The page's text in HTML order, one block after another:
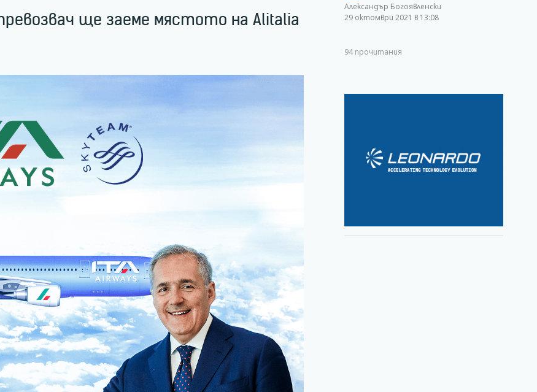
ще заеме мястото на Alitalia
Александър Богоявленски
29 октомври 2021 в 13:08
94 прочитания